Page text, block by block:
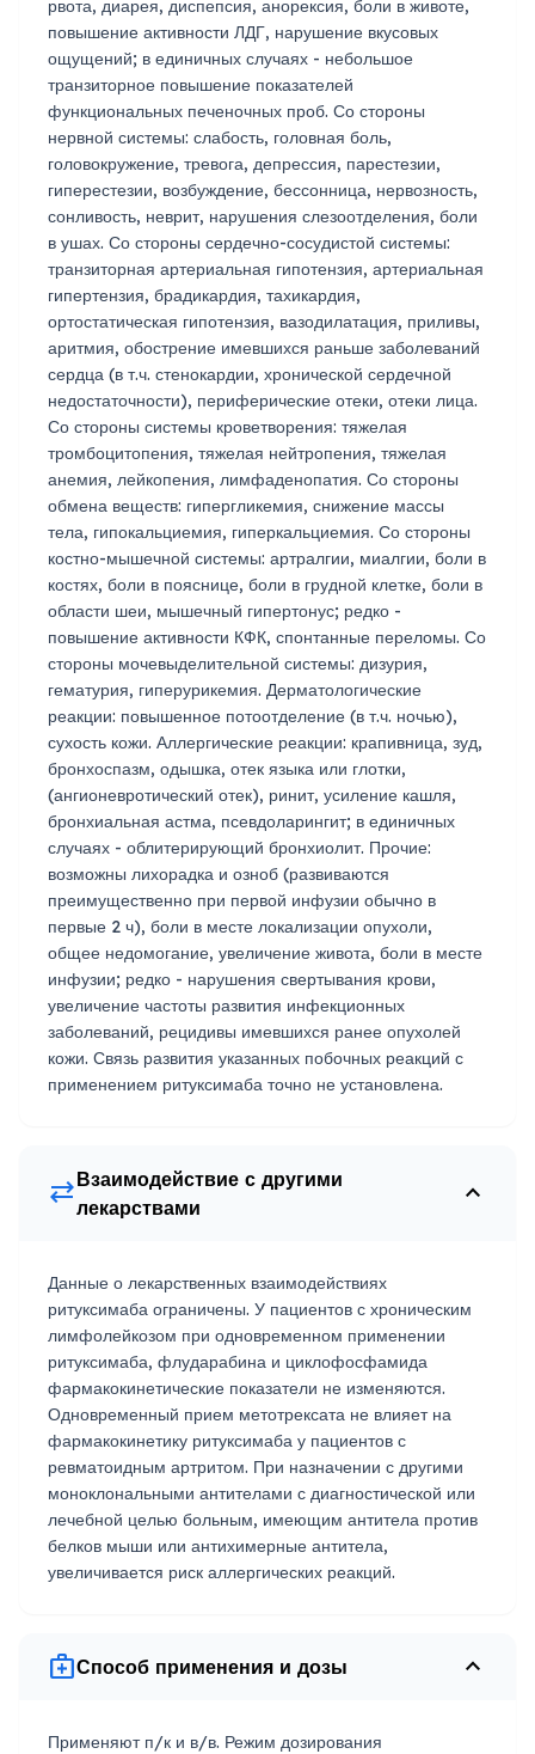
рвота, диарея, диспепсия, анорексия, боли в животе,
повышение активности ЛДГ, нарушение вкусовых
ощущений; в единичных случаях - небольшое
транзиторное повышение показателей
функциональных печеночных проб. Со стороны
нервной системы: слабость, головная боль,
головокружение, тревога, депрессия, парестезии,
гиперестезии, возбуждение, бессонница, нервозность,
сонливость, неврит, нарушения слезоотделения, боли
в ушах. Со стороны сердечно-сосудистой системы:
транзиторная артериальная гипотензия, артериальная
гипертензия, брадикардия, тахикардия,
ортостатическая гипотензия, вазодилатация, приливы,
аритмия, обострение имевшихся раньше заболеваний
сердца (в т.ч. стенокардии, хронической сердечной
недостаточности), периферические отеки, отеки лица.
Со стороны системы кроветворения: тяжелая
тромбоцитопения, тяжелая нейтропения, тяжелая
анемия, лейкопения, лимфаденопатия. Со стороны
обмена веществ: гипергликемия, снижение массы
тела, гипокальциемия, гиперкальциемия. Со стороны
костно-мышечной системы: артралгии, миалгии, боли в
костях, боли в пояснице, боли в грудной клетке, боли в
области шеи, мышечный гипертонус; редко -
повышение активности КФК, спонтанные переломы. Со
стороны мочевыделительной системы: дизурия,
гематурия, гиперурикемия. Дерматологические
реакции: повышенное потоотделение (в т.ч. ночью),
сухость кожи. Аллергические реакции: крапивница, зуд,
бронхоспазм, одышка, отек языка или глотки,
(ангионевротический отек), ринит, усиление кашля,
бронхиальная астма, псевдоларингит; в единичных
случаях - облитерирующий бронхиолит. Прочие:
возможны лихорадка и озноб (развиваются
преимущественно при первой инфузии обычно в
первые 2 ч), боли в месте локализации опухоли,
общее недомогание, увеличение живота, боли в месте
инфузии; редко - нарушения свертывания крови,
увеличение частоты развития инфекционных
заболеваний, рецидивы имевшихся ранее опухолей
кожи. Связь развития указанных побочных реакций с
применением ритуксимаба точно не установлена.
sync_altВзаимодействие с другими
лекарствами
expand_less
Данные о лекарственных взаимодействиях
ритуксимаба ограничены. У пациентов с хроническим
лимфолейкозом при одновременном применении
ритуксимаба, флударабина и циклофосфамида
фармакокинетические показатели не изменяются.
Одновременный прием метотрексата не влияет на
фармакокинетику ритуксимаба у пациентов с
ревматоидным артритом. При назначении с другими
моноклональными антителами с диагностической или
лечебной целью больным, имеющим антитела против
белков мыши или антихимерные антитела,
увеличивается риск аллергических реакций.
medical_servicesСпособ применения и дозы expand_less
Применяют п/к и в/в. Режим дозирования